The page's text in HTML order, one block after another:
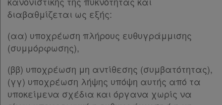
Ομαδικά
πακέτα
Παροχές
σε
συνδρομητές
ΚΕΦΑΛΑΙΟ Ε΄ [-]
Παρ.1
Παρ.2
Παρ.4
Παρ.5
Άρθρο 13 [-]
διαβαθμίζεται ως εξής:
(αα) υποχρέωση πλήρους ευθυγράμμισης
(συμμόρφωσης),
(ββ) υποχρέωση μη αντίθεσης (συμβατότητας),
(γγ) υποχρέωση λήψης υπόψη αυτής από τα
υποκείμενα σχέδια και όργανα χωρίς να